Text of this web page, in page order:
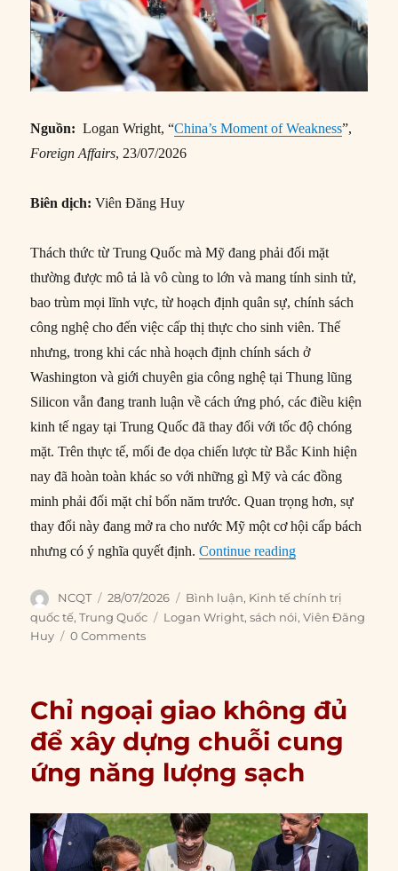
Nguồn: Logan Wright, “China’s Moment of Weakness”,
Foreign Affairs, 23/07/2026
Biên dịch:Viên Đăng Huy
Thách thức từ Trung Quốc mà Mỹ đang phải đối mặt
thường được mô tả là vô cùng to lớn và mang tính sinh tử,
bao trùm mọi lĩnh vực, từ hoạch định quân sự, chính sách
công nghệ cho đến việc cấp thị thực cho sinh viên. Thế
nhưng, trong khi các nhà hoạch định chính sách ở
Washington và giới chuyên gia công nghệ tại Thung lũng
Silicon vẫn đang tranh luận về cách ứng phó, các điều kiện
kinh tế ngay tại Trung Quốc đã thay đổi với tốc độ chóng
mặt. Trên thực tế, mối đe dọa chiến lược từ Bắc Kinh hiện
nay đã hoàn toàn khác so với những gì Mỹ và các đồng
minh phải đối mặt chỉ bốn năm trước. Quan trọng hơn, sự
thay đổi này đang mở ra cho nước Mỹ một cơ hội cấp bách
nhưng có ý nghĩa quyết định.Continue reading“Khoảnh khắc
Author
NCQT
Posted
on
28/07/2026 Categories
Bình luận, Kinh tế chính trị
quốc tế,Trung Quốc Tags
Logan Wright,sách nói,Viên Đăng
Huy
0 Comments
Chỉ ngoại giao không đủ
để xây dựng chuỗi cung
ứng năng lượng sạch